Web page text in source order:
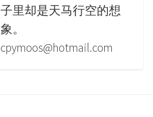
子里却是天马行空的想
象。
cpymoos@hotmail.com